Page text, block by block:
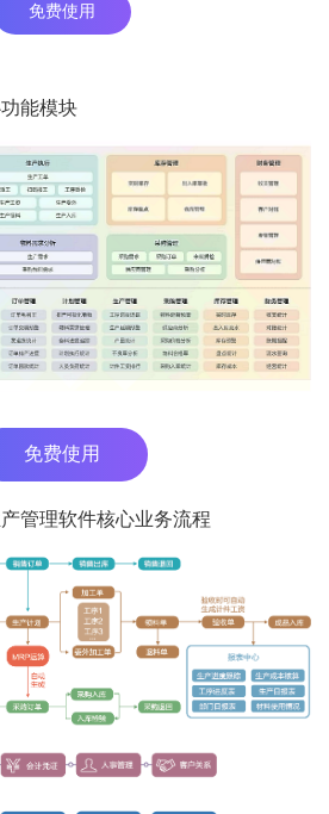
免费使用
能模块
免费使用
管理软件核心业务流程